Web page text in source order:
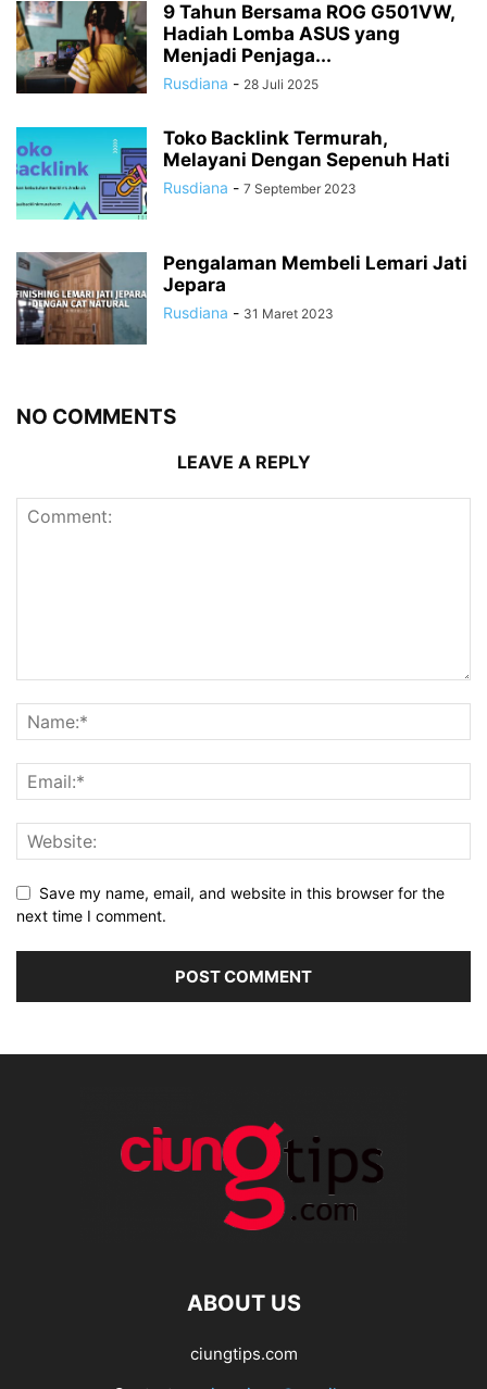
9 Tahun Bersama ROG G501VW,
Hadiah Lomba ASUS yang
Menjadi Penjaga...
Rusdiana - 28 Juli 2025
Toko Backlink Termurah,
Melayani Dengan Sepenuh Hati
Rusdiana - 7 September 2023
Pengalaman Membeli Lemari Jati
Jepara
Rusdiana - 31 Maret 2023
NO COMMENTS
LEAVE A REPLY
Save my name, email, and website in this browser for the
next time I comment.
ABOUT US
ciungtips.com